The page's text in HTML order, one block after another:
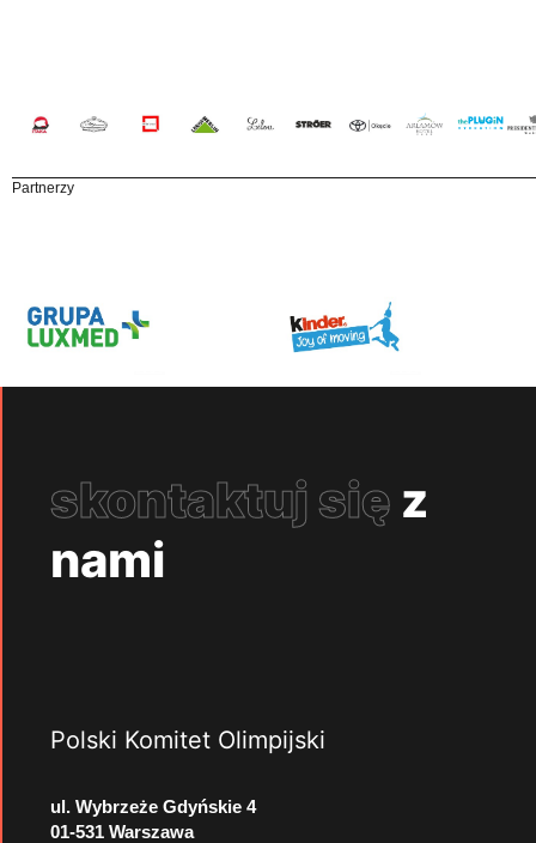
Partnerzy
skontaktuj się z
nami
Polski Komitet Olimpijski
ul. Wybrzeże Gdyńskie 4
01-531 Warszawa